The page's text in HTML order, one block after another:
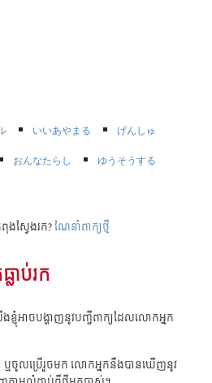
いいあやまる
げんしゅ
おんなたらし
ゆうそうする
ស្វែងរក?ណែនាំពាក្យថ្មី
ាប់រក
ញុំអាចបង្ហាញនូវបញ្ជីពាក្យដែលលោកអ្នក
ចូលប្រើរួចមក លោកអ្នកនឹងបានឃើញនូវ